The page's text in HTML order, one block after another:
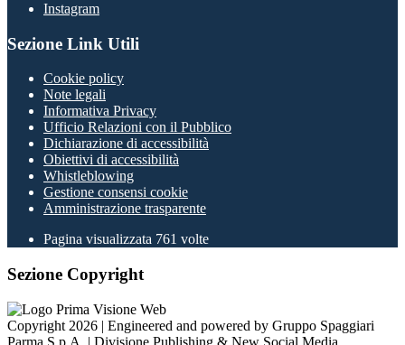
Instagram
Sezione Link Utili
Cookie policy
Note legali
Informativa Privacy
Ufficio Relazioni con il Pubblico
Dichiarazione di accessibilità
Obiettivi di accessibilità
Whistleblowing
Gestione consensi cookie
Amministrazione trasparente
Pagina visualizzata 761 volte
Sezione Copyright
Copyright 2026 | Engineered and powered by Gruppo Spaggiari
Parma S.p.A. | Divisione Publishing & New Social Media